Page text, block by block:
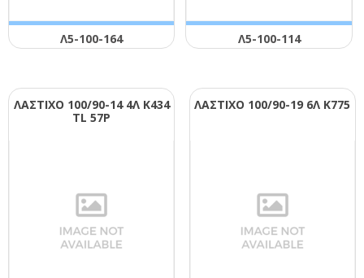
Λ5-100-164 Λ5-100-114
ΛΑΣΤΙΧΟ 100/90-14 4Λ Κ434
ΤL 57Ρ
ΛΑΣΤΙΧΟ 100/90-19 6Λ Κ775